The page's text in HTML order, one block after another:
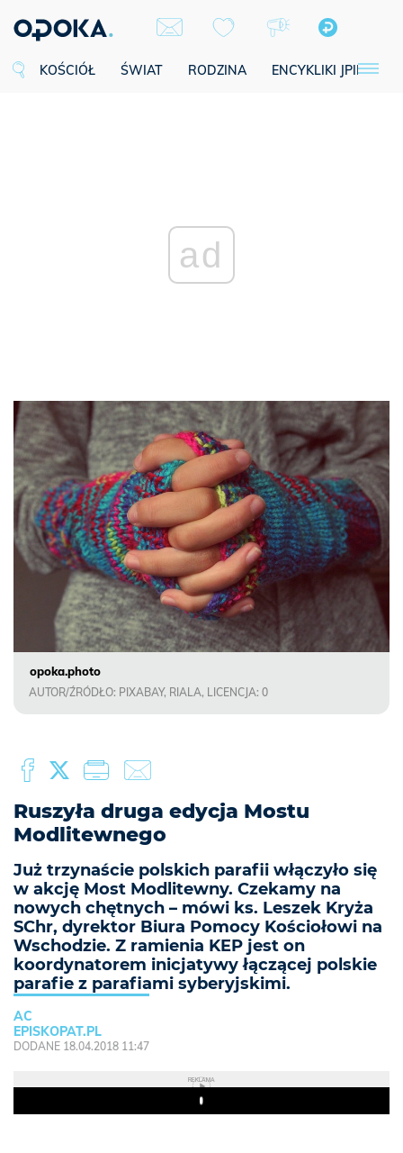
KOŚCIÓŁ ŚWIAT RODZINA ENCYKLIKI JPII
ad
opoka.photo
AUTOR/ŹRÓDŁO: PIXABAY, RIALA, LICENCJA: 0
Ruszyła druga edycja Mostu
Modlitewnego
Już trzynaście polskich parafii włączyło się
w akcję Most Modlitewny. Czekamy na
nowych chętnych – mówi ks. Leszek Kryża
SChr, dyrektor Biura Pomocy Kościołowi na
Wschodzie. Z ramienia KEP jest on
koordynatorem inicjatywy łączącej polskie
parafie z parafiami syberyjskimi.
AC
EPISKOPAT.PL
DODANE 18.04.2018 11:47
REKLAMA
Play